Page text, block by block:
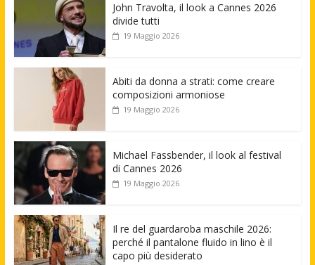
John Travolta, il look a Cannes 2026
divide tutti
19 Maggio 2026
Abiti da donna a strati: come creare
composizioni armoniose
19 Maggio 2026
Michael Fassbender, il look al festival
di Cannes 2026
19 Maggio 2026
Il re del guardaroba maschile 2026:
perché il pantalone fluido in lino è il
capo più desiderato